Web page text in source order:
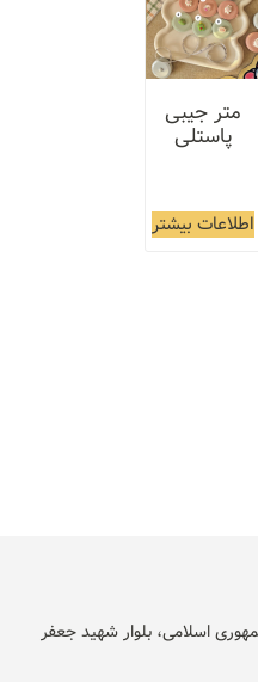
متر جیبی
پاستلی
اطلاعات بیشتر
فاز 2، بلوار جمهوری اسلامی، بلوار شهید جعفر